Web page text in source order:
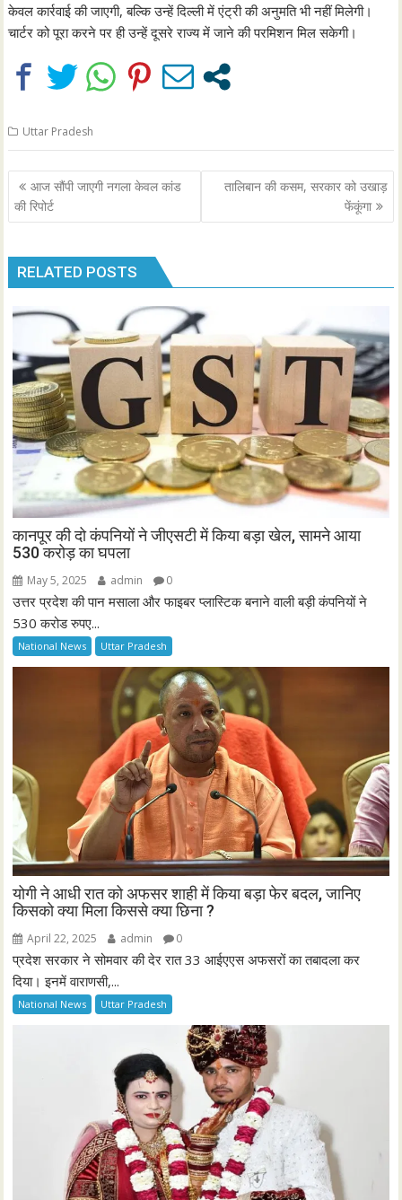
केवल कार्रवाई की जाएगी, बल्कि उन्हें दिल्ली में एंट्री की अनुमति भी नहीं मिलेगी।
चार्टर को पूरा करने पर ही उन्हें दूसरे राज्य में जाने की परमिशन मिल सकेगी।
Uttar Pradesh
Post
navigation
आज सौंपी जाएगी नगला केवल कांड
की रिपोर्ट
तालिबान की कसम, सरकार को उखाड़
फेंकूंगा
RELATED POSTS
कानपूर की दो कंपनियों ने जीएसटी में किया बड़ा खेल, सामने आया
530 करोड़ का घपला
May 5, 2025 admin 0
उत्तर प्रदेश की पान मसाला और फाइबर प्लास्टिक बनाने वाली बड़ी कंपनियों ने
530 करोड रुपए...
National News Uttar Pradesh
योगी ने आधी रात को अफसर शाही में किया बड़ा फेर बदल, जानिए
किसको क्या मिला किससे क्या छिना ?
April 22, 2025 admin 0
प्रदेश सरकार ने सोमवार की देर रात 33 आईएएस अफसरों का तबादला कर
दिया। इनमें वाराणसी,...
National News Uttar Pradesh